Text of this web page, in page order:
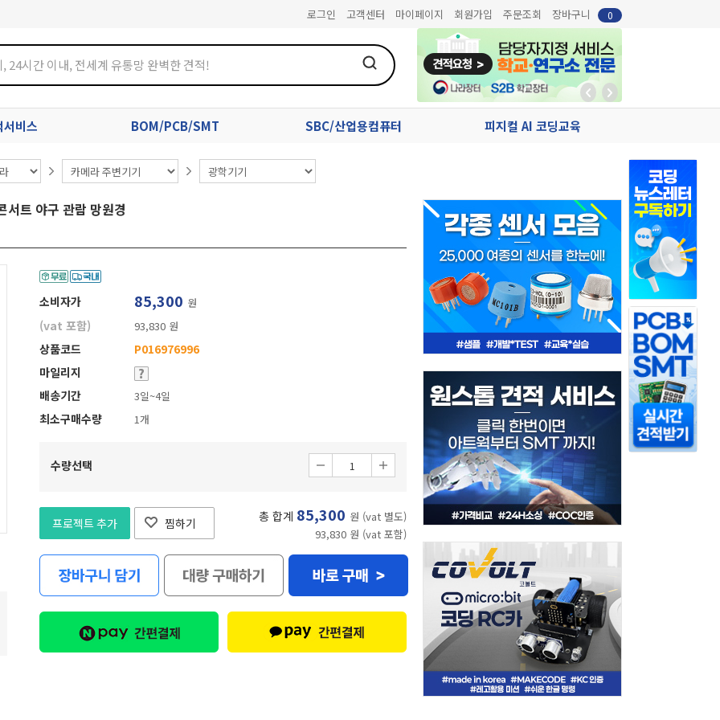
로그인 고객센터 마이페이지 회원가입 주문조회 장바구니 0
비스 BOM/PCB/SMT SBC/산업용컴퓨터 피지컬 AI 코딩교육
트 야구 관람 망원경
소비자가 85,300 원
(vat 포함) 93,830 원
상품코드
P016976996
마일리지
배송기간
3일~4일
최소구매수량 1개
수량선택
프로젝트 추가 찜하기 총 합계 85,300 원 (vat 별도)
93,830 원 (vat 포함)